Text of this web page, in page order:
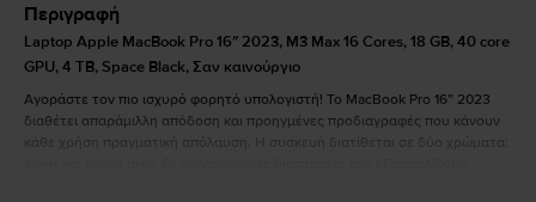
Περιγραφή
Laptop Apple MacBook Pro 16″ 2023, M3 Max 16 Cores, 18 GB, 40 core
GPU, 4 TB, Space Black, Σαν καινούργιο
Αγοράστε τον πιο ισχυρό φορητό υπολογιστή! Το MacBook Pro 16” 2023
διαθέτει απαράμιλλη απόδοση και προηγμένες προδιαγραφές που κάνουν
κάθε χρήση πραγματική απόλαυση. Η συσκευή διατίθεται σε δύο χρώματα: